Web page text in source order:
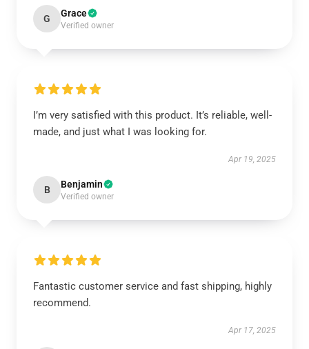
G Grace
Verified owner
I’m very satisfied with this product. It’s reliable, well-
made, and just what I was looking for.
Apr 19, 2025
B Benjamin
Verified owner
Fantastic customer service and fast shipping, highly
recommend.
Apr 17, 2025